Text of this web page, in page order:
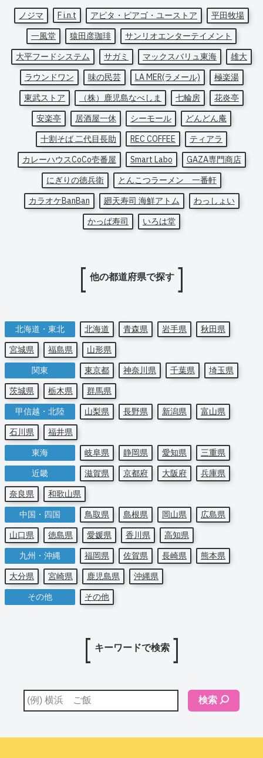
ノジマ F i.n.t アピタ・ピアゴ・ユーストア
平田牧場
一風堂
猿田彦珈琲
サンリオエンターテイメント
大平フードシステム
サガミ マックスバリュ東海
雄大
ラウンドワン
味の民芸 LA MER(ラメール)
極楽湯
東武ストア
（株）鹿児島なべしま 七輪房
花炎亭
安楽亭
居酒屋一休 シーモール
どんどん庵
十割そば 二代目長助
REC COFFEE
ティアラ
カレーハウスCoCo壱番屋
Smart Labo
GAZA専門商店
にぎりの徳兵衛
とんこつラーメン 一番軒
カラオケBanBan
廻天寿司 海鮮アトム
わっしょい
かっぱ寿司
いろは堂
他の都道府県で探す
北海道・東北 北海道 青森県 岩手県
秋田県
宮城県
福島県
山形県
関東
東京都 神奈川県 千葉県
埼玉県
茨城県
栃木県
群馬県
甲信越・北陸
山梨県 長野県 新潟県
富山県
石川県
福井県
東海
岐阜県 静岡県 愛知県
三重県
近畿
滋賀県 京都府 大阪府
兵庫県
奈良県
和歌山県
中国・四国
鳥取県 島根県 岡山県
広島県
山口県
徳島県 愛媛県 香川県
高知県
九州・沖縄
福岡県 佐賀県 長崎県
熊本県
大分県
宮崎県 鹿児島県
沖縄県
その他
その他
キーワードで検索
検索